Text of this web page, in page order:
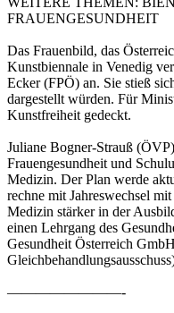
FRAUENGESUNDHEIT
Das Frauenbild, das
Kunstbiennale in Venedig
Ecker (FPÖ) an. Sie stieß
dargestellt würden. Für
Kunstfreiheit gedeckt.
Juliane Bogner-Strauß
Frauengesundheit und
Medizin. Der Plan werde
rechne mit Jahreswechsel
Medizin stärker in der
einen Lehrgang des
Gesundheit Österreich
————————-